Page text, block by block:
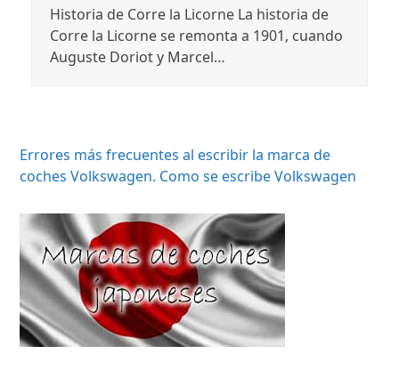
Historia de Corre la Licorne La historia de
Corre la Licorne se remonta a 1901, cuando
Auguste Doriot y Marcel…
Errores más frecuentes al escribir la marca de
coches Volkswagen. Como se escribe Volkswagen